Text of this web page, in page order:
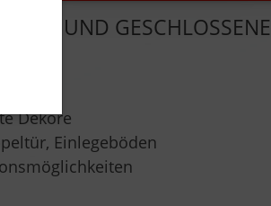
UND GESCHLOSSENE
Dekore
Einlegeböden